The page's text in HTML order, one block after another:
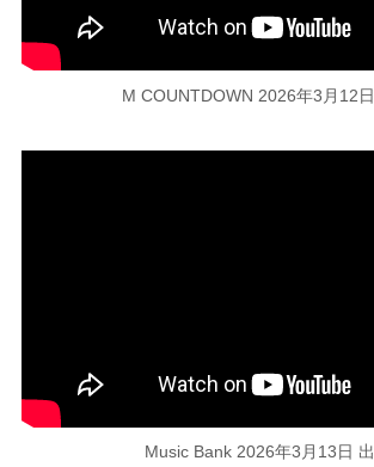
M COUNTDOWN 2026年3月12
Music Bank 2026年3月13日